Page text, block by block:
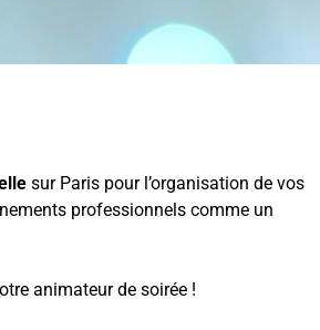
sur Paris pour l’organisation de vos
professionnels comme un
animateur de soirée !